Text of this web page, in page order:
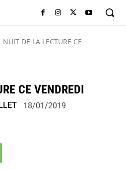
NUIT DE LA LECTURE CE
CE VENDREDI
18/01/2019